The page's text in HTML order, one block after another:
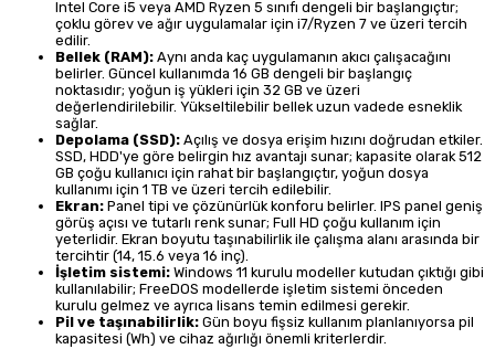
Intel Core i5 veya AMD Ryzen 5 sınıfı dengeli bir başlangıçtır;
çoklu görev ve ağır uygulamalar için i7/Ryzen 7 ve üzeri tercih
edilir.
Bellek (RAM): Aynı anda kaç uygulamanın akıcı çalışacağını
belirler. Güncel kullanımda 16 GB dengeli bir başlangıç
noktasıdır; yoğun iş yükleri için 32 GB ve üzeri
değerlendirilebilir. Yükseltilebilir bellek uzun vadede esneklik
sağlar.
Depolama (SSD): Açılış ve dosya erişim hızını doğrudan etkiler.
SSD, HDD'ye göre belirgin hız avantajı sunar; kapasite olarak 512
GB çoğu kullanıcı için rahat bir başlangıçtır, yoğun dosya
kullanımı için 1 TB ve üzeri tercih edilebilir.
Ekran: Panel tipi ve çözünürlük konforu belirler. IPS panel geniş
görüş açısı ve tutarlı renk sunar; Full HD çoğu kullanım için
yeterlidir. Ekran boyutu taşınabilirlik ile çalışma alanı arasında bir
tercihtir (14, 15.6 veya 16 inç).
İşletim sistemi: Windows 11 kurulu modeller kutudan çıktığı gibi
kullanılabilir; FreeDOS modellerde işletim sistemi önceden
kurulu gelmez ve ayrıca lisans temin edilmesi gerekir.
Pil ve taşınabilirlik: Gün boyu fişsiz kullanım planlanıyorsa pil
kapasitesi (Wh) ve cihaz ağırlığı önemli kriterlerdir.